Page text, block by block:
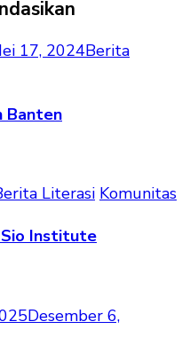
17, 2024Berita
Banten
Literasi Komunitas
Sio Institute
Desember 6,